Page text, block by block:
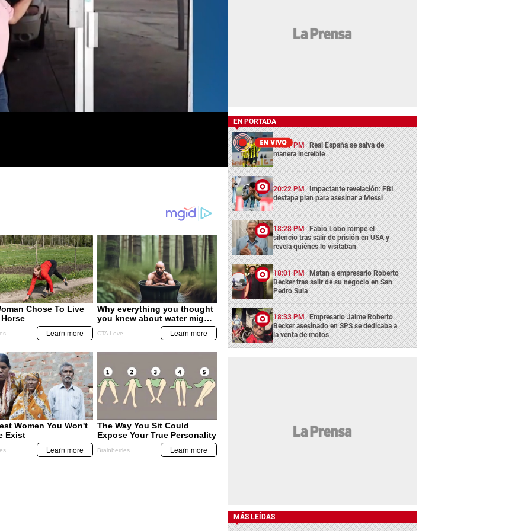
EN PORTADA
15:21 PM Real España se salva de
manera increíble
20:22 PM Impactante revelación: FBI
destapa plan para asesinar a Messi
18:28 PM Fabio Lobo rompe el
silencio tras salir de prisión en USA y
revela quiénes lo visitaban
18:01 PM Matan a empresario Roberto
Becker tras salir de su negocio en San
Pedro Sula
18:33 PM Empresario Jaime Roberto
Becker asesinado en SPS se dedicaba a
la venta de motos
MÁS LEÍDAS